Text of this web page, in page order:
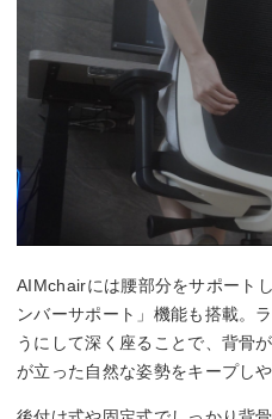
AIMchairには腰部分をサポート
ンバーサポート」機能も搭載。
うにして深く座ることで、背骨
が立った自然な姿勢をキープしや